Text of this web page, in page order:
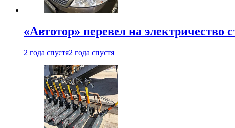
«Автотор» перевел на электричество
2 года спустя2 года спустя